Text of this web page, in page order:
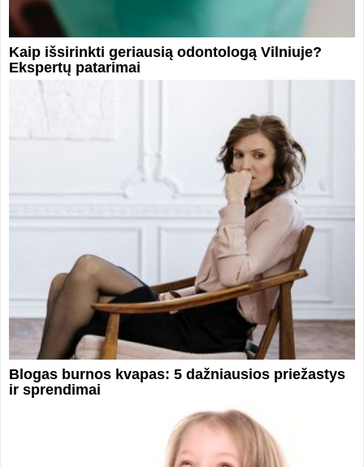
Kaip išsirinkti geriausią odontologą Vilniuje?
Ekspertų patarimai
Blogas burnos kvapas: 5 dažniausios priežastys
ir sprendimai